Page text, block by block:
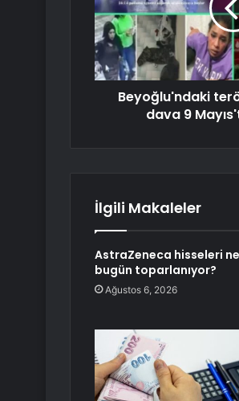
Beyoğlu'ndaki
dava 9
İlgili Makaleler
AstraZeneca hisseleri
bugün toparlanıyor?
Ağustos 6, 2026